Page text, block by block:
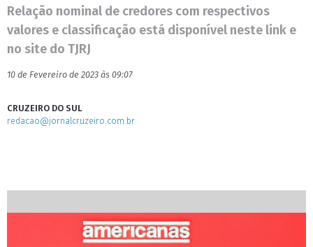
Relação nominal de credores com respectivos
valores e classificação está disponível neste link e
no site do TJRJ
10 de Fevereiro de 2023 às 09:07
CRUZEIRO DO SUL
redacao@jornalcruzeiro.com.br